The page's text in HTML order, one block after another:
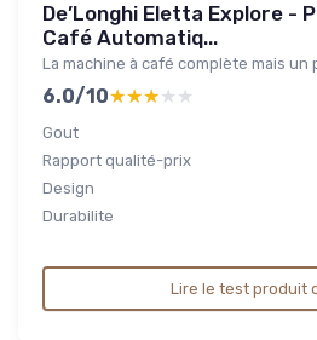
De’Longhi Eletta Explore -
Café Automatiq...
La machine à café complète mais
6.0/10★★★★★
★★★★★
Gout
Rapport qualité-prix
Design
Durabilite
Lire le test produit